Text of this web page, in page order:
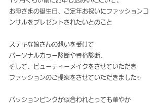
お母さまの誕生日、ご定年お祝いにファッションコ
ンサルをプレゼントされたいとのこと
ステキな娘さんの想いを受けて
パーソナルカラー診断や骨格診断、
そして、ビューティーメイクをさせていただき
ファッションのご提案をさせていただきました✨
パッションピンクが似合われとっても華やか